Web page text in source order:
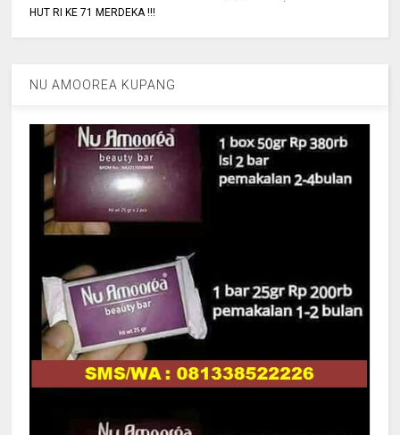
HUT RI KE 71 MERDEKA !!!
NU AMOOREA KUPANG